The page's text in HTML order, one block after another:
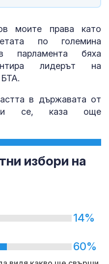
моите права като
по големина
парламента бяха
лидерът на
в държавата от
се, каза още
избори на
14%
60%